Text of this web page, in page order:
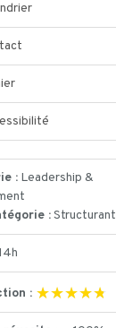
: Leadership &
: Structurant
: ★★★★★
★★★★★